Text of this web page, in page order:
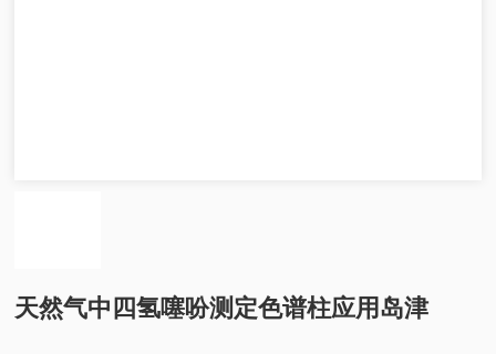
天然气中四氢噻吩测定色谱柱应用岛津